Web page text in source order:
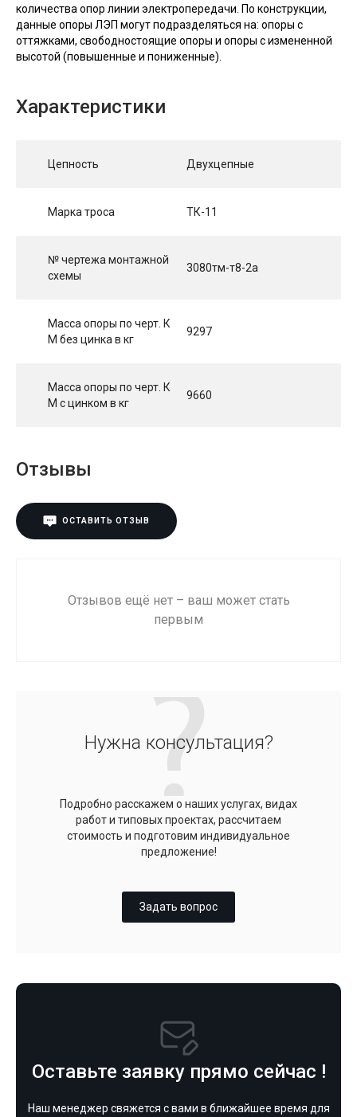
количества опор линии электропередачи. По конструкции,
данные опоры ЛЭП могут подразделяться на: опоры с
оттяжками, свободностоящие опоры и опоры с измененной
высотой (повышенные и пониженные).
Характеристики
Цепность Двухцепные
Марка троса ТК-11
№ чертежа монтажной
схемы
3080тм-т8-2а
Масса опоры по черт. К
М без цинка в кг
9297
Масса опоры по черт. К
М с цинком в кг
9660
Отзывы
ОСТАВИТЬ ОТЗЫВ
Отзывов ещё нет – ваш может стать
первым
Нужна консультация?
Подробно расскажем о наших услугах, видах
работ и типовых проектах, рассчитаем
стоимость и подготовим индивидуальное
предложение!
Задать вопрос
Оставьте заявку прямо сейчас !
Наш менеджер свяжется с вами в ближайшее время для